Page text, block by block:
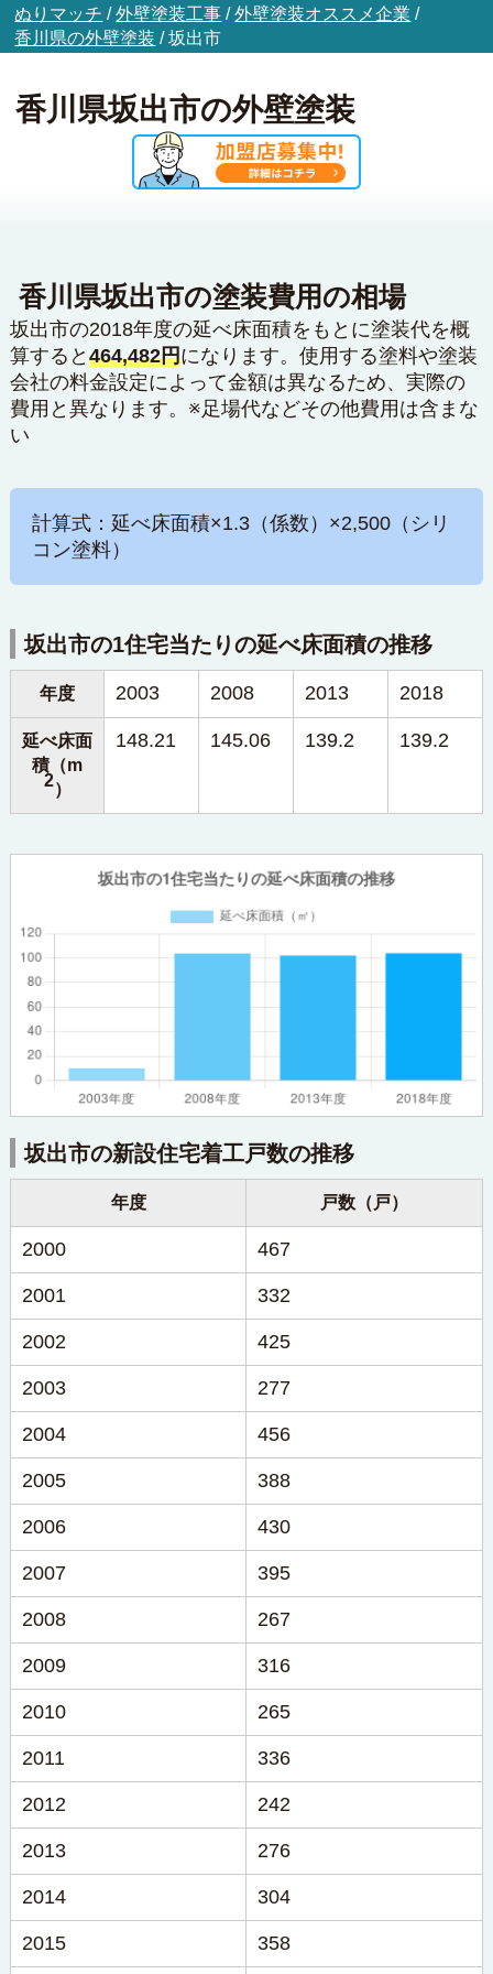
ぬりマッチ /外壁塗装工事 /外壁塗装オススメ企業 /
香川県の外壁塗装 /坂出市
香川県坂出市の外壁塗装
香川県坂出市の塗装費用の相場
坂出市の2018年度の延べ床面積をもとに塗装代を概
算すると 464,482円になります。使用する塗料や塗装
会社の料金設定によって金額は異なるため、実際の
費用と異なります。※足場代などその他費用は含まな
い
計算式：延べ床面積×1.3（係数）×2,500（シリ
コン塗料）
坂出市の1住宅当たりの延べ床面積の推移
年度 2003 2008 2013 2018
延べ床面
積（m
2）
148.21 145.06 139.2 139.2
坂出市の新設住宅着工戸数の推移
年度 戸数（戸）
2000 467
2001 332
2002 425
2003 277
2004 456
2005 388
2006 430
2007 395
2008 267
2009 316
2010 265
2011 336
2012 242
2013 276
2014 304
2015 358